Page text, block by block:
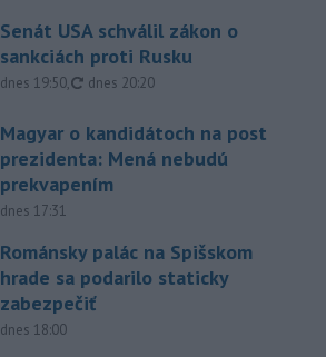
Senát USA schválil zákon o
sankciách proti Rusku
dnes 19:50, aktualizované
dnes 20:20
Magyar o kandidátoch na post
prezidenta: Mená nebudú
prekvapením
dnes 17:31
Románsky palác na Spišskom
hrade sa podarilo staticky
zabezpečiť
dnes 18:00